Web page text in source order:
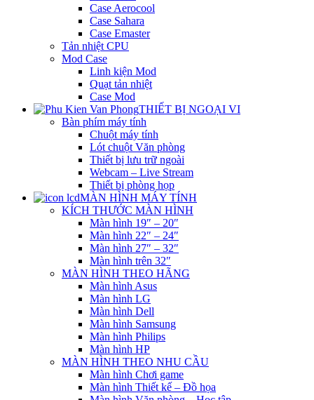
Case Aerocool
Case Sahara
Case Emaster
Tản nhiệt CPU
Mod Case
Linh kiện Mod
Quạt tản nhiệt
Case Mod
THIẾT BỊ NGOẠI VI
Bàn phím máy tính
Chuột máy tính
Lót chuột Văn phòng
Thiết bị lưu trữ ngoài
Webcam – Live Stream
Thiết bị phòng họp
MÀN HÌNH MÁY TÍNH
KÍCH THƯỚC MÀN HÌNH
Màn hình 19″ – 20″
Màn hình 22″ – 24″
Màn hình 27″ – 32″
Màn hình trên 32″
MÀN HÌNH THEO HÃNG
Màn hình Asus
Màn hình LG
Màn hình Dell
Màn hình Samsung
Màn hình Philips
Màn hình HP
MÀN HÌNH THEO NHU CẦU
Màn hình Chơi game
Màn hình Thiết kế – Đồ họa